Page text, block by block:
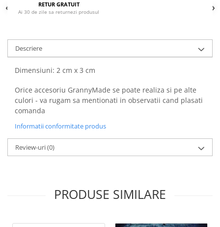
RETUR GRATUIT
Ai 30 de zile sa returnezi produsul
Descriere
Dimensiuni: 2 cm x 3 cm
Orice accesoriu GrannyMade se poate realiza si pe alte
culori - va rugam sa mentionati in observatii cand plasati
comanda
Informatii conformitate produs
Review-uri(0)
PRODUSE SIMILARE